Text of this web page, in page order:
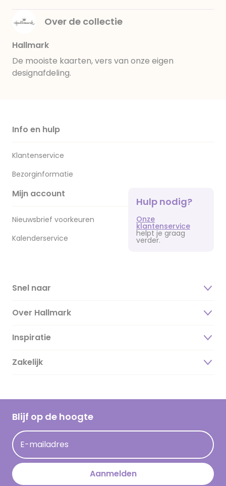
Over de collectie
Hallmark
De mooiste kaarten, vers van onze eigen
designafdeling.
Info en hulp
Klantenservice
Bezorginformatie
Mijn account
Nieuwsbrief voorkeuren
Kalenderservice
Hulp nodig?
Onze
klantenservice
helpt je graag
verder.
Snel naar
Over Hallmark
Over ons
Duurzaamheid
Hallmark Kaartclub
Acties
Persberichten
Hallmark en Kinderpostzegels
Inspiratie
Magazine
Cadeau inspiratie
Kaartinspiratie
Zakelijk
Blijf op de hoogte
E-mailadres
Aanmelden